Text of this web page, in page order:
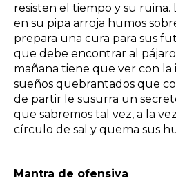
resisten el tiempo y su ruina.
en su pipa arroja humos
prepara una cura para sus
que debe encontrar al
mañana tiene que ver con la
sueños quebrantados que
de partir le susurra un
que sabremos tal vez, a la
círculo de sal y quema sus
Mantra de ofensiva